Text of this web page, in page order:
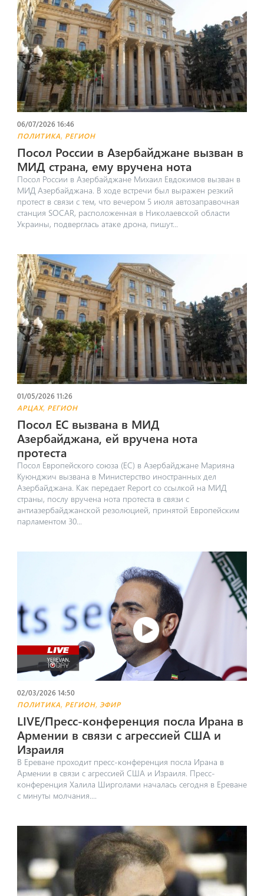
06/07/2026 16:46
ПОЛИТИКА, РЕГИОН
Посол России в Азербайджане вызван в
МИД страна, ему вручена нота
Посол России в Азербайджане Михаил Евдокимов вызван в
МИД Азербайджана. В ходе встречи был выражен резкий
протест в связи с тем, что вечером 5 июля автозаправочная
станция SOCAR, расположенная в Николаевской области
Украины, подверглась атаке дрона, пишут...
01/05/2026 11:26
АРЦАХ, РЕГИОН
Посол ЕС вызвана в МИД
Азербайджана, ей вручена нота
протеста
Посол Европейского союза (ЕС) в Азербайджане Марияна
Куюнджич вызвана в Министерство иностранных дел
Азербайджана. Как передает Report со ссылкой на МИД
страны, послу вручена нота протеста в связи с
антиазербайджанской резолюцией, принятой Европейским
парламентом 30...
02/03/2026 14:50
ПОЛИТИКА, РЕГИОН, ЭФИР
LIVE/Пресс-конференция посла Ирана в
Армении в связи с агрессией США и
Израиля
В Ереване проходит пресс-конференция посла Ирана в
Армении в связи с агрессией США и Израиля. Пресс-
конференция Халила Ширголами началась сегодня в Ереване
с минуты молчания....